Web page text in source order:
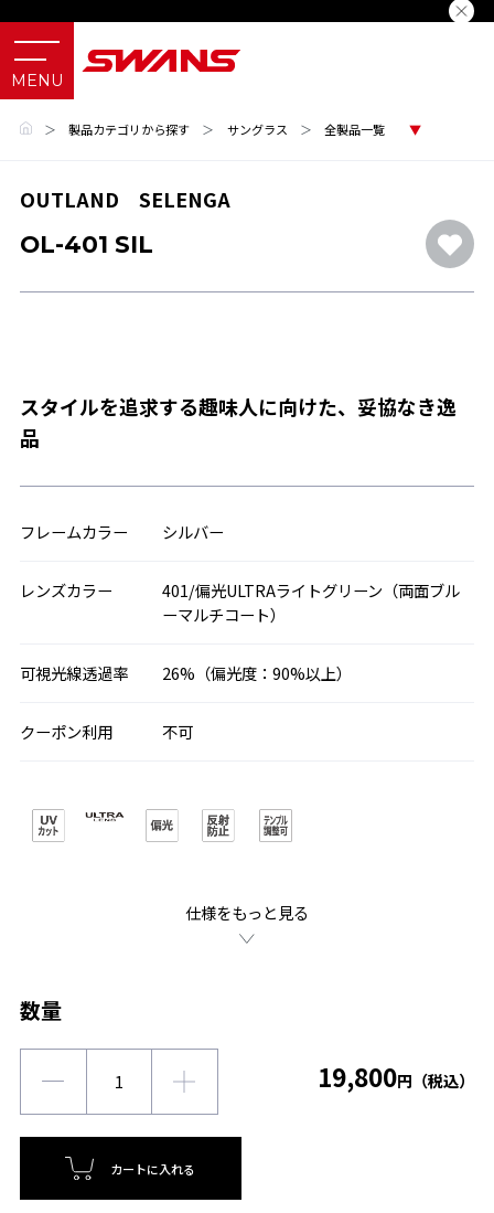
＞ 製品カテゴリから探す ＞ サングラス ＞ 全製品一覧
OUTLAND SELENGA
OL-401 SIL
スタイルを追求する趣味人に向けた、妥協なき逸
品
フレームカラー シルバー
レンズカラー
401/偏光ULTRAライトグリーン（両面ブル
ーマルチコート）
可視光線透過率 26%（偏光度：90%以上）
クーポン利用 不可
仕様をもっと見る
数量
19,800円（税込）
カートに入れる